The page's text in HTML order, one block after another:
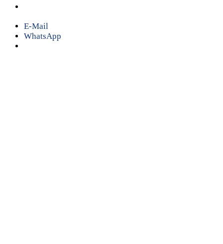
E-Mail
WhatsApp